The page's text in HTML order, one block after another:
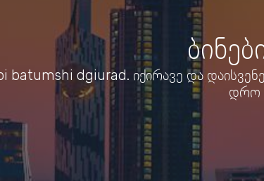
batumshi dgiurad. იქირავე და
დრო